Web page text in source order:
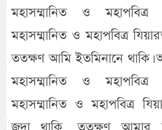
মহাসম্মানিত ও
মহাসম্মানিত ও মহাপবিত্র
ততক্ষণ আমি ইতমিনানে
মহাসম্মানিত ও
মহাসম্মানিত ও মহাপবিত্র